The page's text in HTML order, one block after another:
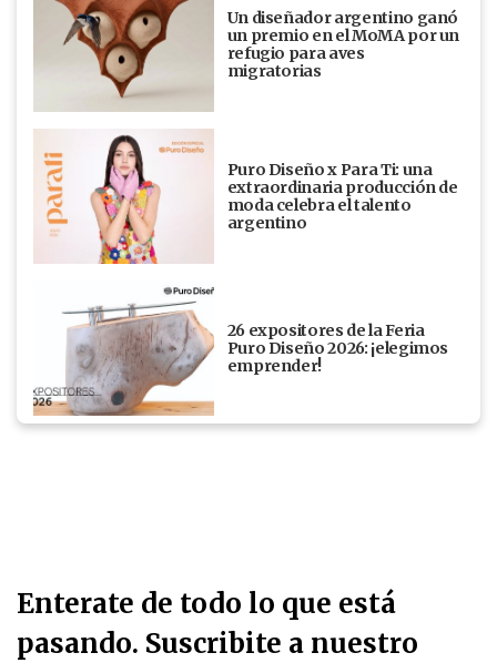
Un diseñador argentino ganó
un premio en el MoMA por un
refugio para aves
migratorias
Puro Diseño x Para Ti: una
extraordinaria producción de
moda celebra el talento
argentino
26 expositores de la Feria
Puro Diseño 2026: ¡elegimos
emprender!
Enterate de todo lo que está
pasando. Suscribite a nuestro